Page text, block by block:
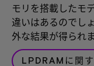
モリを搭載したモ
違いはあるのでし
外な結果が得られま
LPDRAMに関